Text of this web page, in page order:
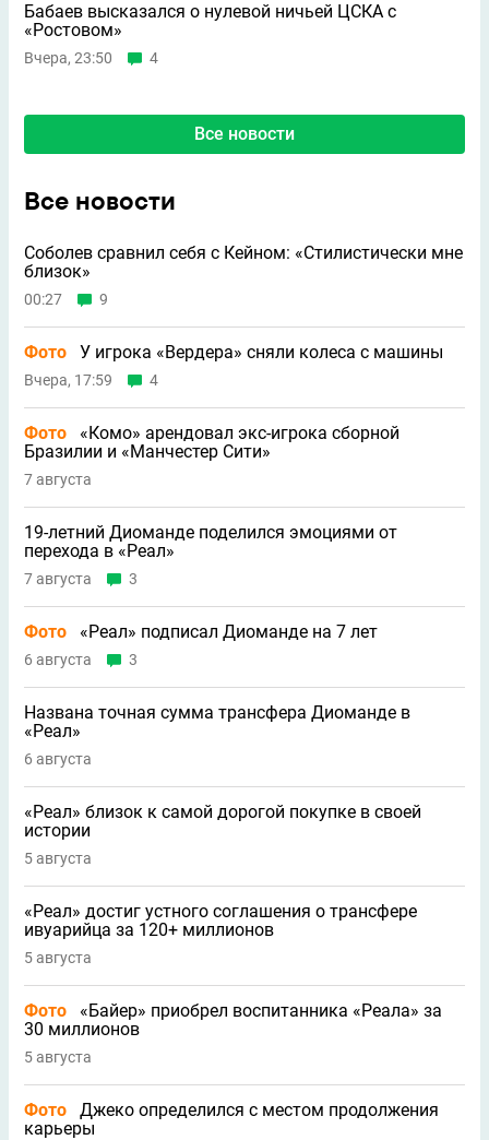
Бабаев высказался о нулевой ничьей ЦСКА с
«Ростовом»
Вчера, 23:50 4
Все новости
Все новости
Соболев сравнил себя с Кейном: «Стилистически мне
близок»
00:27 9
Фото У игрока «Вердера» сняли колеса с машины
Вчера, 17:59 4
Фото
«Комо» арендовал экс-игрока сборной
Бразилии и «Манчестер Сити»
7 августа
19-летний Диоманде поделился эмоциями от
перехода в «Реал»
7 августа 3
Фото «Реал» подписал Диоманде на 7 лет
6 августа 3
Названа точная сумма трансфера Диоманде в
«Реал»
6 августа
«Реал» близок к самой дорогой покупке в своей
истории
5 августа
«Реал» достиг устного соглашения о трансфере
ивуарийца за 120+ миллионов
5 августа
Фото
«Байер» приобрел воспитанника «Реала» за
30 миллионов
5 августа
Фото
Джеко определился с местом продолжения
карьеры